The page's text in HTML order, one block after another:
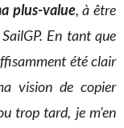
plus-value, à être
En tant que
été clair
vision de copier
trop tard, je m’en